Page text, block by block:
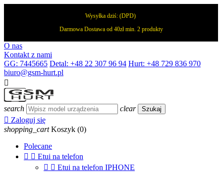
Wysyłka dziś: (DPD)
Darmowa Dostawa od 40zł min. 2 produkty
O nas
Kontakt z nami
GG: 7445665 Detal: +48 22 307 96 94 Hurt: +48 729 836 970
biuro@gsm-hurt.pl

search clear Szukaj
 Zaloguj się
shopping_cart Koszyk (0)
Polecane
  Etui na telefon
  Etui na telefon IPHONE